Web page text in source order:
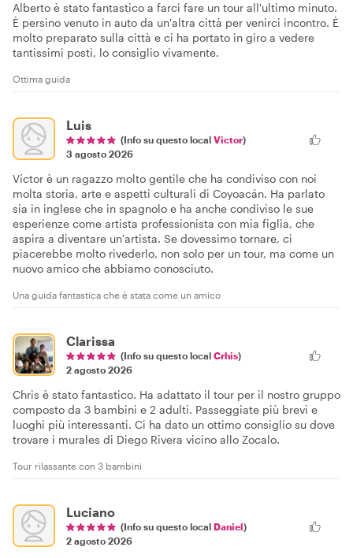
Alberto è stato fantastico a farci fare un tour all'ultimo minuto.
È persino venuto in auto da un'altra città per venirci incontro. È
molto preparato sulla città e ci ha portato in giro a vedere
tantissimi posti, lo consiglio vivamente.
Ottima guida
Luis
(Info su questo local Victor)
3 agosto 2026
Víctor è un ragazzo molto gentile che ha condiviso con noi
molta storia, arte e aspetti culturali di Coyoacán. Ha parlato
sia in inglese che in spagnolo e ha anche condiviso le sue
esperienze come artista professionista con mia figlia, che
aspira a diventare un'artista. Se dovessimo tornare, ci
piacerebbe molto rivederlo, non solo per un tour, ma come un
nuovo amico che abbiamo conosciuto.
Una guida fantastica che è stata come un amico
Clarissa
(Info su questo local Crhis)
2 agosto 2026
Chris è stato fantastico. Ha adattato il tour per il nostro gruppo
composto da 3 bambini e 2 adulti. Passeggiate più brevi e
luoghi più interessanti. Ci ha dato un ottimo consiglio su dove
trovare i murales di Diego Rivera vicino allo Zocalo.
Tour rilassante con 3 bambini
Luciano
(Info su questo local Daniel)
2 agosto 2026